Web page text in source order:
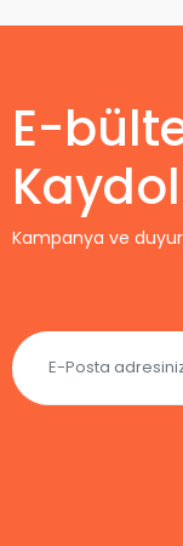
Home
E-
Kampanya ve